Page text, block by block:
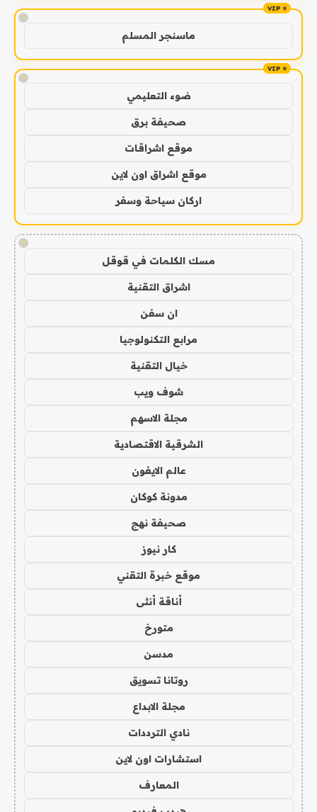
!
ماسنجر المسلم
!
ضوء التعليمي
صحيفة برق
موقع اشراقات
موقع اشراق اون لاين
اركان سياحة وسفر
!
مسك الكلمات في قوقل
اشراق التقنية
ان سفن
مرابع التكنولوجيا
خيال التقنية
شوف ويب
مجلة الاسهم
الشرقية الاقتصادية
عالم الايفون
مدونة كوكان
صحيفة نهج
كار نيوز
موقع خبرة التقني
أناقة أنثى
متورخ
مدسن
روتانا تسويق
مجلة الابداع
نادي الترددات
استشارات اون لاين
المعارف